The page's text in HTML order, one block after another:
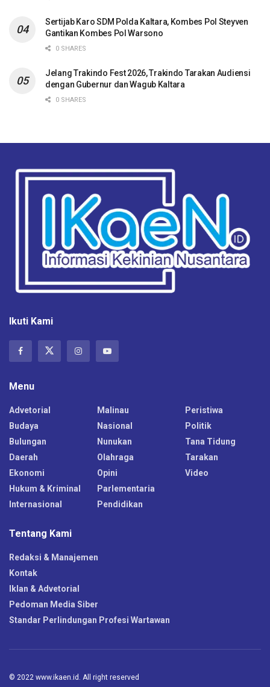
Sertijab Karo SDM Polda Kaltara, Kombes Pol Steyven
Gantikan Kombes Pol Warsono
0 SHARES
Jelang Trakindo Fest 2026, Trakindo Tarakan Audiensi
dengan Gubernur dan Wagub Kaltara
0 SHARES
Ikuti Kami
Menu
Advetorial
Budaya
Bulungan
Daerah
Ekonomi
Hukum & Kriminal
Internasional
Malinau
Nasional
Nunukan
Olahraga
Opini
Parlementaria
Pendidikan
Peristiwa
Politik
Tana Tidung
Tarakan
Video
Tentang Kami
Redaksi & Manajemen
Kontak
Iklan & Advetorial
Pedoman Media Siber
Standar Perlindungan Profesi Wartawan
© 2022 www.ikaen.id. All right reserved